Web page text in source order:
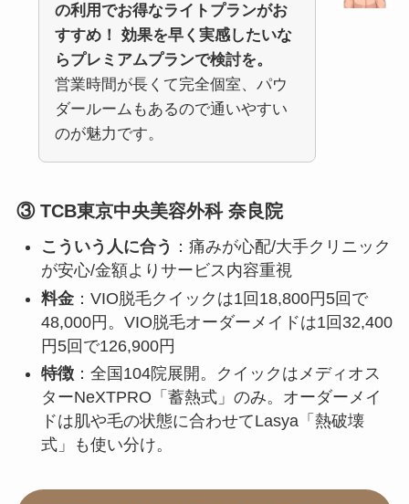
の利用でお得なライトプランがお
すすめ！ 効果を早く実感したいな
らプレミアムプランで検討を。
営業時間が長くて完全個室、パウ
ダールームもあるので通いやすい
のが魅力です。
③ TCB東京中央美容外科 奈良院
こういう人に合う ：痛みが心配/大手クリニック
が安心/金額よりサービス内容重視
料金：VIO脱毛クイックは1回18,800円5回で
48,000円。VIO脱毛オーダーメイドは1回32,400
円5回で126,900円
特徴：全国104院展開。クイックはメディオス
ターNeXTPRO「蓄熱式」のみ。オーダーメイ
ドは肌や毛の状態に合わせてLasya「熱破壊
式」も使い分け。